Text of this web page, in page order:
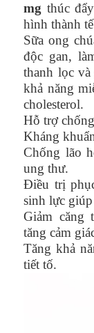
mg thúc
hình thành
Sữa ong
độc gan,
thanh lọc và
khả năng
cholesterol.
Hỗ trợ
Kháng
Chống lão
ung thư.
Điều trị
sinh lực
Giảm căng
tăng cảm
Tăng khả
tiết tố.